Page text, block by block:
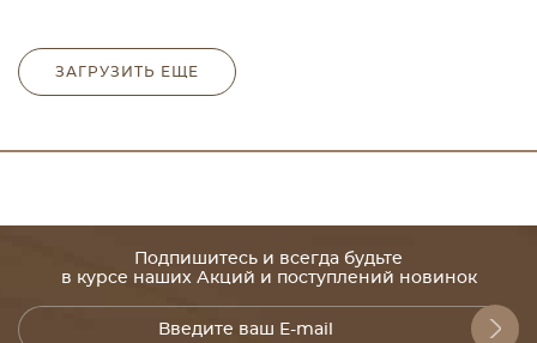
ЗАГРУЗИТЬ ЕЩЕ
Подпишитесь и всегда будьте
в курсе наших Акций и поступлений новинок